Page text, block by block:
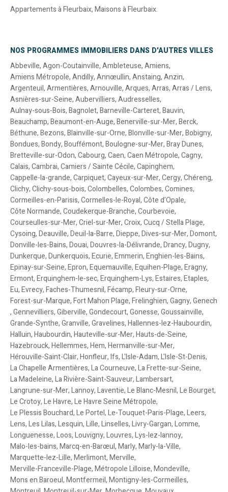
Appartements à Fleurbaix,Maisons à Fleurbaix.
NOS PROGRAMMES IMMOBILIERS DANS D'AUTRES VILLES
Abbeville,Agon-Coutainville,Ambleteuse,Amiens,
Amiens Métropole,Andilly,Annœullin,Anstaing,Anzin,
Argenteuil,Armentières,Arnouville,Arques,Arras,Arras / Lens,
Asnières-sur-Seine,Aubervilliers,Audresselles,
Aulnay-sous-Bois,Bagnolet,Barneville-Carteret,Bauvin,
Beauchamp,Beaumont-en-Auge,Benerville-sur-Mer,Berck,
Béthune,Bezons,Blainville-sur-Orne,Blonville-sur-Mer,Bobigny,
Bondues,Bondy,Bouffémont,Boulogne-sur-Mer,Bray Dunes,
Bretteville-sur-Odon,Cabourg,Caen,Caen Métropole,Cagny,
Calais,Cambrai,Camiers / Sainte Cécile,Capinghem,
Cappelle-la-grande,Carpiquet,Cayeux-sur-Mer,Cergy,Chéreng,
Clichy,Clichy-sous-bois,Colombelles,Colombes,Comines,
Cormeilles-en-Parisis,Cormelles-le-Royal,Côte d’Opale,
Côte Normande,Coudekerque-Branche,Courbevoie,
Courseulles-sur-Mer,Criel-sur-Mer,Croix,Cucq / Stella Plage,
Cysoing,Deauville,Deuil-la-Barre,Dieppe,Dives-sur-Mer,Domont,
Donville-les-Bains,Douai,Douvres-la-Délivrande,Drancy,Dugny,
Dunkerque,Dunkerquois,Ecurie,Emmerin,Enghien-les-Bains,
Epinay-sur-Seine,Epron,Equemauville,Equihen-Plage,Eragny,
Ermont,Erquinghem-le-sec,Erquinghem-Lys,Estaires,Etaples,
Eu,Evrecy,Faches-Thumesnil,Fécamp,Fleury-sur-Orne,
Forest-sur-Marque,Fort Mahon Plage,Frelinghien,Gagny,Genech
,Gennevilliers,Giberville,Gondecourt,Gonesse,Goussainville,
Grande-Synthe,Granville,Gravelines,Hallennes-lez-Haubourdin,
Halluin,Haubourdin,Hauteville-sur-Mer,Hauts-de-Seine,
Hazebrouck,Hellemmes,Hem,Hermanville-sur-Mer,
Hérouville-Saint-Clair,Honfleur,Ifs,L'Isle-Adam,L'Isle-St-Denis,
La Chapelle Armentières,La Courneuve,La Frette-sur-Seine,
La Madeleine,La Rivière-Saint-Sauveur,Lambersart,
Langrune-sur-Mer,Lannoy,Laventie,Le Blanc-Mesnil,Le Bourget,
Le Crotoy,Le Havre,Le Havre Seine Métropole,
Le Plessis Bouchard,Le Portel,Le-Touquet-Paris-Plage,Leers,
Lens,Les Lilas,Lesquin,Lille,Linselles,Livry-Gargan,Lomme,
Longuenesse,Loos,Louvigny,Louvres,Lys-lez-lannoy,
Malo-les-bains,Marcq-en-Barœul,Marly,Marly-la-Ville,
Marquette-lez-Lille,Merlimont,Merville,
Merville-Franceville-Plage,Métropole Lilloise,Mondeville,
Mons en Baroeul,Montfermeil,Montigny-les-Cormeilles,